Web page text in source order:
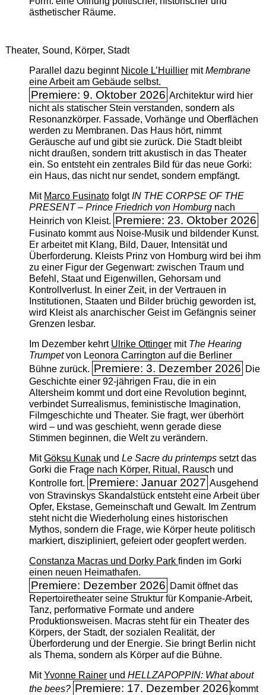
ästhetischer Räume.
Theater, Sound, Körper, Stadt
Parallel dazu beginnt Nicole L’Huilliermit ­Membrane
eine Arbeit am Gebäude selbst.
Premiere: 9. Oktober 2026 Architektur wird hier
nicht als statischer Stein verstanden, sondern als
Resonanzkörper. Fassade, Vorhänge und Oberflächen
werden zu Membranen. Das Haus hört, nimmt
Geräusche auf und gibt sie zurück. Die Stadt bleibt
nicht draußen, sondern tritt akustisch in das Theater
ein. So entsteht ein zentrales Bild für das neue Gorki:
ein Haus, das nicht nur sendet, sondern empfängt.
Mit Marco FusinatofolgtIN THE CORPSE OF THE
PRESENT – Prince Friedrich von Homburgnach
Heinrich von Kleist. Premiere: 23. Oktober 2026
Fusinato kommt aus Noise-Musik und bildender Kunst.
Er arbeitet mit Klang, Bild, Dauer, Intensität und
Überforderung. Kleists Prinz von Homburg wird bei ihm
zu einer Figur der Gegenwart: zwischen Traum und
Befehl, Staat und Eigenwillen, Gehorsam und
Kontrollverlust. In einer Zeit, in der Vertrauen in
Institutionen, Staaten und Bilder brüchig geworden ist,
wird Kleist als anarchischer Geist im Gefängnis seiner
Grenzen lesbar.
Im Dezember kehrt Ulrike Ottingermit The ­Hearing
Trumpetvon Leonora Carrington auf die Berliner
Bühne zurück. Premiere: 3. Dezember 2026 Die
Geschichte einer 92-jährigen Frau, die in ein
Altersheim kommt und dort eine Revolution beginnt,
verbindet Surrealismus, feministische Imagination,
Filmgeschichte und Theater. Sie fragt, wer überhört
wird – und was geschieht, wenn gerade diese
Stimmen beginnen, die Welt zu verändern.
MitGöksu Kunakund Le Sacre du printempssetzt das
Gorki die Frage nach Körper, Ritual, Rausch und
Kontrolle fort. Premiere: Januar 2027 Ausgehend
von Stravinskys Skandalstück entsteht eine Arbeit über
Opfer, Ekstase, Gemeinschaft und Gewalt. Im Zentrum
steht nicht die Wiederholung eines historischen
Mythos, sondern die Frage, wie Körper heute politisch
markiert, diszipliniert, gefeiert oder geopfert werden.
Constanza Macras und Dorky Park finden im Gorki
einen neuen Heimathafen.
Premiere: Dezember 2026 Damit öffnet das
Repertoiretheater seine Struktur für Kompanie-Arbeit,
Tanz, performative Formate und andere
Produktionsweisen. Macras steht für ein Theater des
Körpers, der Stadt, der sozialen Realität, der
Überforderung und der Energie. Sie bringt Berlin nicht
als Thema, sondern als Körper auf die Bühne.
MitYvonne Rainerund HELLZAPOPPIN: What about
the bees? Premiere: 17. Dezember 2026 kommt